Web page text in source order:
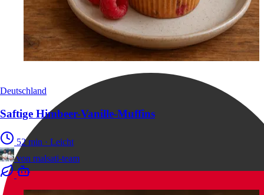
Deutschland
Saftige Himbeer-Vanille-Muffins
52 min · Leicht
von malsati-team